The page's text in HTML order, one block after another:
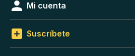
Mi cuenta
Suscríbete